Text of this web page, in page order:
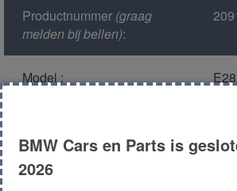
Productnummer(graag
melden bij bellen):
Model : E28
BMW Cars en Parts is
2026